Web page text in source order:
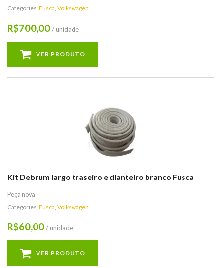
Categories: Fusca, Volkswagen
R$700,00/ unidade
VER PRODUTO
Kit Debrum largo traseiro e dianteiro branco Fusca
Peça nova
Categories: Fusca, Volkswagen
R$60,00/ unidade
VER PRODUTO